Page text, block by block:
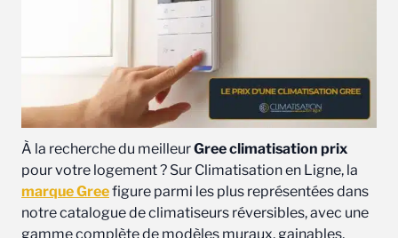
À la recherche du meilleurGree climatisation prix
pour votre logement ? Sur Climatisation en Ligne, la
marque Greefigure parmi les plus représentées dans
notre catalogue de climatiseurs réversibles, avec une
gamme complète de modèles muraux, gainables,